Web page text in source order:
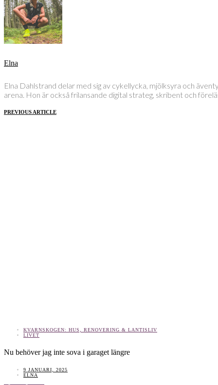
Elna
Elna Dahlstrand delar med sig av cykellycka, mjölksyra och
arena. Hon är också frilansande digital strateg, skribent och
PREVIOUS ARTICLE
KVARNSKOGEN: HUS, RENOVERING & LANTISLIV
LIVET
Nu behöver jag inte sova i garaget längre
9 JANUARI, 2025
ELNA